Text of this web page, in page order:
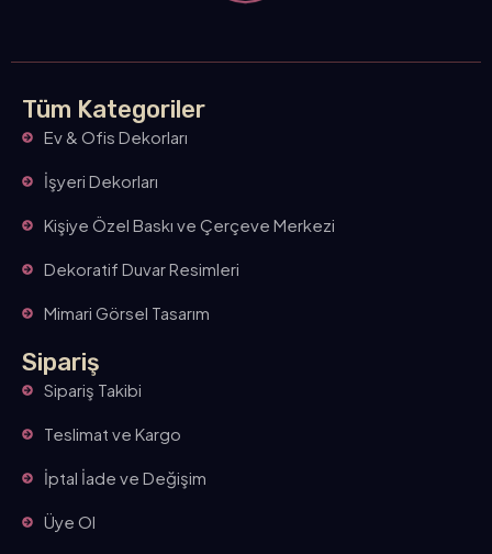
Tüm Kategoriler
Ev & Ofis Dekorları
İşyeri Dekorları
Kişiye Özel Baskı ve Çerçeve Merkezi
Dekoratif Duvar Resimleri
Mimari Görsel Tasarım
Sipariş
Sipariş Takibi
Teslimat ve Kargo
İptal İade ve Değişim
Üye Ol